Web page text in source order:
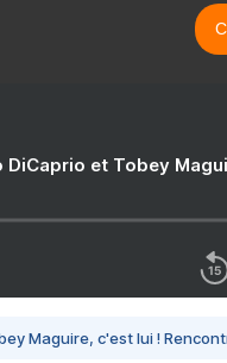
DiCaprio et Tobey
Maguire, c'est lui !